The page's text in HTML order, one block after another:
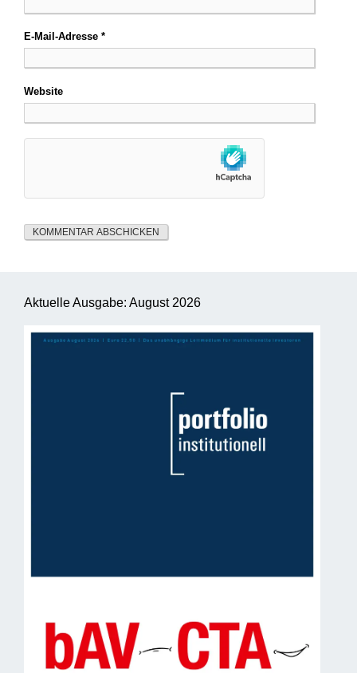
E-Mail-Adresse *
Website
Aktuelle Ausgabe: August 2026